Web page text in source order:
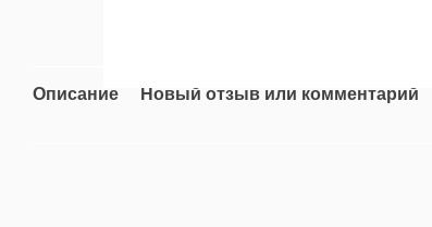
Описание Новый отзыв или комментарий